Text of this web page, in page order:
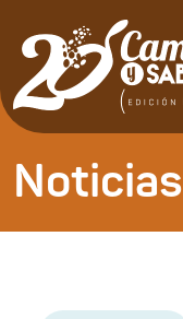
Noticias